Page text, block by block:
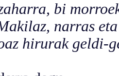
bi
narras
hirurak geldi-